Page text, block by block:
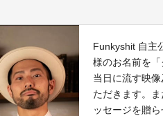
Funkyshit 自主
様のお名前を
当日に流す映
ただきます。
ッセージを贈